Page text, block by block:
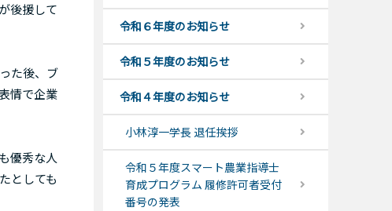
後援して
た後、ブ
情で企業
優秀な人
としても
令和６年度のお知らせ
令和５年度のお知らせ
令和４年度のお知らせ
小林淳一学長 退任挨拶
令和５年度スマート農業指導士
育成プログラム 履修許可者受付
番号の発表